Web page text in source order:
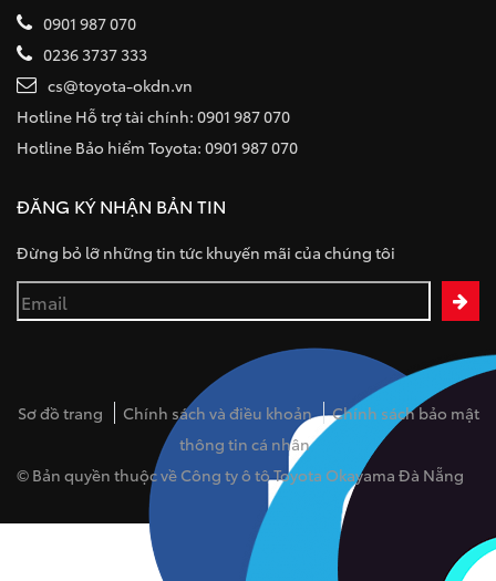
0901 987 070
0236 3737 333
cs@toyota-okdn.vn
Hotline Hỗ trợ tài chính: 0901 987 070
Hotline Bảo hiểm Toyota: 0901 987 070
ĐĂNG KÝ NHẬN BẢN TIN
Đừng bỏ lỡ những tin tức khuyến mãi của chúng tôi
Sơ đồ trang Chính sách và điều khoản
Chính sách bảo mật
thông tin cá nhân
© Bản quyền thuộc về Công ty ô tô Toyota Okayama Đà Nẵng